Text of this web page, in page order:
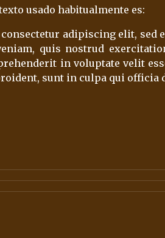
usado habitualmente es:
adipiscing elit, sed
quis nostrud
in voluptate velit
sunt in culpa qui officia